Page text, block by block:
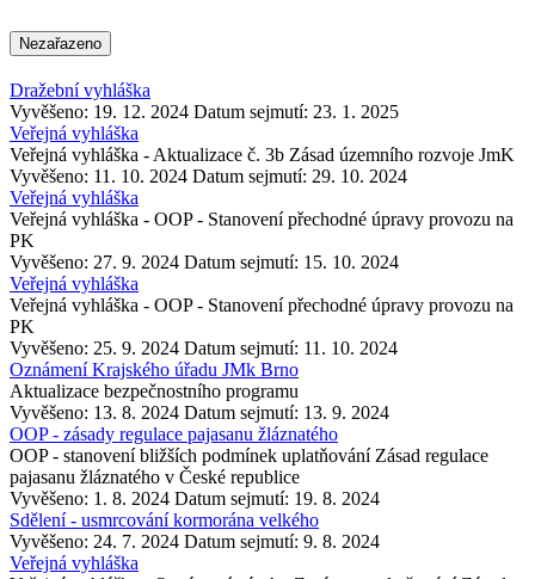
Nezařazeno
Dražební vyhláška
Vyvěšeno: 19. 12. 2024 Datum sejmutí: 23. 1. 2025
Veřejná vyhláška
Veřejná vyhláška - Aktualizace č. 3b Zásad územního rozvoje JmK
Vyvěšeno: 11. 10. 2024 Datum sejmutí: 29. 10. 2024
Veřejná vyhláška
Veřejná vyhláška - OOP - Stanovení přechodné úpravy provozu na
PK
Vyvěšeno: 27. 9. 2024 Datum sejmutí: 15. 10. 2024
Veřejná vyhláška
Veřejná vyhláška - OOP - Stanovení přechodné úpravy provozu na
PK
Vyvěšeno: 25. 9. 2024 Datum sejmutí: 11. 10. 2024
Oznámení Krajského úřadu JMk Brno
Aktualizace bezpečnostního programu
Vyvěšeno: 13. 8. 2024 Datum sejmutí: 13. 9. 2024
OOP - zásady regulace pajasanu žláznatého
OOP - stanovení bližších podmínek uplatňování Zásad regulace
pajasanu žláznatého v České republice
Vyvěšeno: 1. 8. 2024 Datum sejmutí: 19. 8. 2024
Sdělení - usmrcování kormorána velkého
Vyvěšeno: 24. 7. 2024 Datum sejmutí: 9. 8. 2024
Veřejná vyhláška